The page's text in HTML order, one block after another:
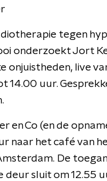
tegen
onderzoekt Jort
onjuistheden, live
14.00 uur.
en Co (en de
naar het café van
De
deur sluit om 12.55